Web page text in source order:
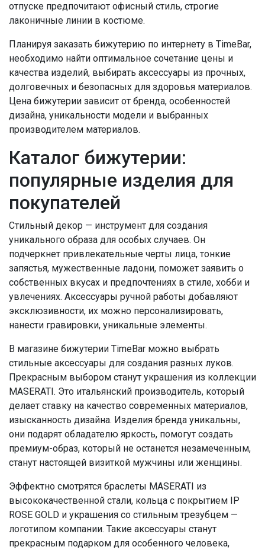
отпуске предпочитают офисный стиль, строгие
лаконичные линии в костюме.
Планируя заказать бижутерию по интернету в TimeBar,
необходимо найти оптимальное сочетание цены и
качества изделий, выбирать аксессуары из прочных,
долговечных и безопасных для здоровья материалов.
Цена бижутерии зависит от бренда, особенностей
дизайна, уникальности модели и выбранных
производителем материалов.
Каталог бижутерии:
популярные изделия для
покупателей
Стильный декор — инструмент для создания
уникального образа для особых случаев. Он
подчеркнет привлекательные черты лица, тонкие
запястья, мужественные ладони, поможет заявить о
собственных вкусах и предпочтениях в стиле, хобби и
увлечениях. Аксессуары ручной работы добавляют
эксклюзивности, их можно персонализировать,
нанести гравировки, уникальные элементы.
В магазине бижутерии TimeBar можно выбрать
стильные аксессуары для создания разных луков.
Прекрасным выбором станут украшения из коллекции
MASERATI. Это итальянский производитель, который
делает ставку на качество современных материалов,
изысканность дизайна. Изделия бренда уникальны,
они подарят обладателю яркость, помогут создать
премиум-образ, который не останется незамеченным,
станут настоящей визиткой мужчины или женщины.
Эффектно смотрятся браслеты MASERATI из
высококачественной стали, кольца с покрытием IP
ROSE GOLD и украшения со стильным трезубцем —
логотипом компании. Такие аксессуары станут
прекрасным подарком для особенного человека,